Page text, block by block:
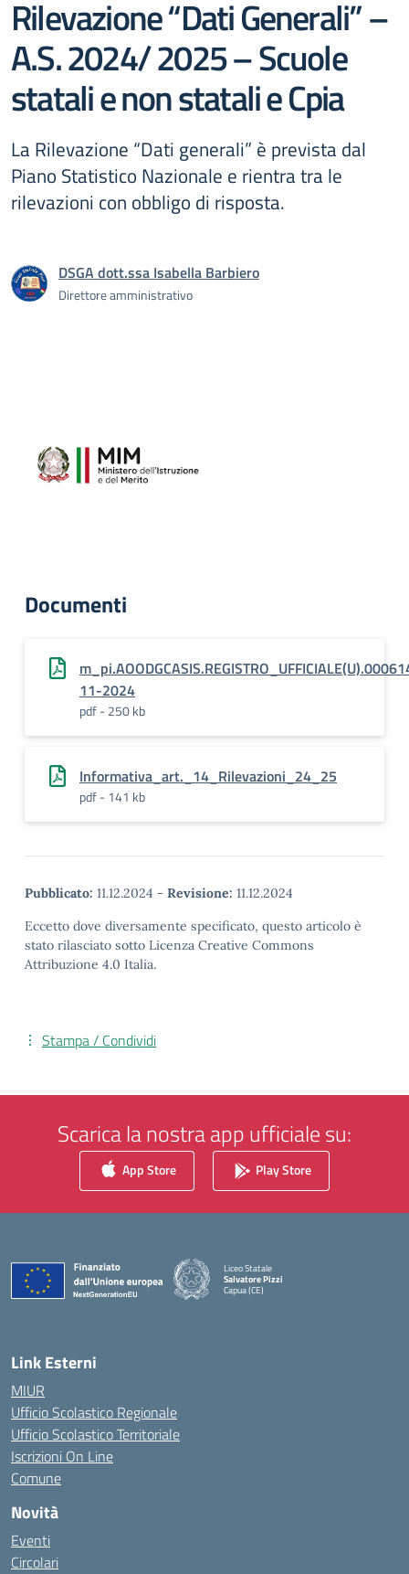
Rilevazione “Dati Generali” –
A.S. 2024/ 2025 – Scuole
statali e non statali e Cpia
La Rilevazione “Dati generali” è prevista dal
Piano Statistico Nazionale e rientra tra le
rilevazioni con obbligo di risposta.
DSGA dott.ssa Isabella Barbiero
Direttore amministrativo
Documenti
11-2024
pdf - 250 kb
Informativa_art._14_Rilevazioni_24_25
pdf - 141 kb
Pubblicato: 11.12.2024 - Revisione: 11.12.2024
Eccetto dove diversamente specificato, questo articolo è
stato rilasciato sotto Licenza Creative Commons
Attribuzione 4.0 Italia.
Stampa / Condividi
Scarica la nostra app ufficiale su:
App Store Play Store
Liceo Statale
Salvatore Pizzi
Capua (CE)
— Visita la pagina iniziale della scuola
Link Esterni
MIUR
Ufficio Scolastico Regionale
Ufficio Scolastico Territoriale
Iscrizioni On Line
Comune
Novità
Eventi
Circolari